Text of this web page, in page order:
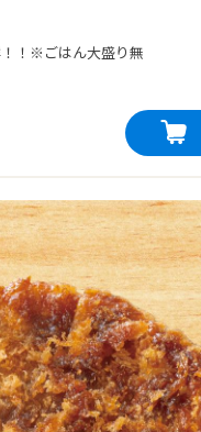
！※ごはん大盛り無